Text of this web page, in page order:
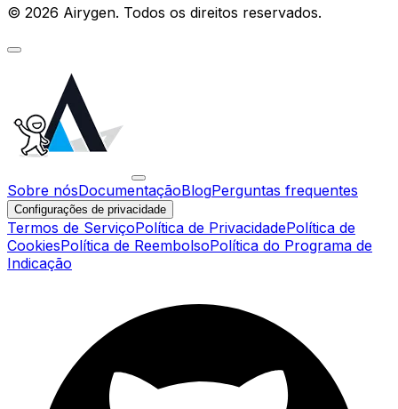
© 2026 Airygen. Todos os direitos reservados.
Sobre nósDocumentaçãoBlogPerguntas frequentes
Configurações de privacidade
Termos de ServiçoPolítica de PrivacidadePolítica de
CookiesPolítica de ReembolsoPolítica do Programa de
Indicação